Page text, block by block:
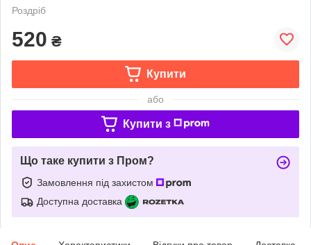
Роздріб
520 ₴
Купити
або
Купити з
Що таке купити з Пром?
Замовлення під захистом
Доступна доставка